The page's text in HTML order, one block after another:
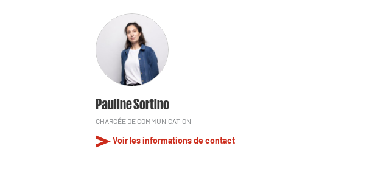
Pauline Sortino
CHARGÉE DE COMMUNICATION
Voir les informations de contact